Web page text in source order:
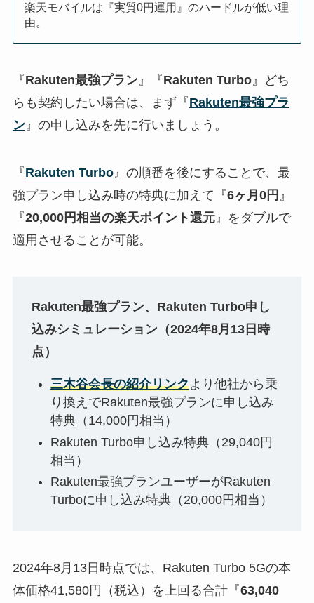
楽天モバイルは『実質0円運用』のハードルが低い理
由。
『Rakuten最強プラン』『Rakuten Turbo』どち
らも契約したい場合は、まず『Rakuten最強プラ
ン』の申し込みを先に行いましょう。
『Rakuten Turbo』の順番を後にすることで、最
強プラン申し込み時の特典に加えて『6ヶ月0円 』
『20,000円相当の楽天ポイント還元』をダブルで
適用させることが可能。
Rakuten最強プラン、Rakuten Turbo申し
込みシミュレーション（2024年8月13日時
点）
三木谷会長の紹介リンクより他社から乗
り換えでRakuten最強プランに申し込み
特典（14,000円相当）
Rakuten Turbo申し込み特典（29,040円
相当）
Rakuten最強プランユーザーがRakuten
Turboに申し込み特典（20,000円相当）
2024年8月13日時点では、Rakuten Turbo 5Gの本
体価格41,580円（税込）を上回る合計『63,040